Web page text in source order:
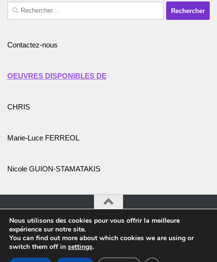
Rechercher :
Contactez-nous
OEUVRES DISPONIBLES DE
CHRIS
Marie-Luce FERREOL
Nicole GUION-STAMATAKIS
Association Promotion de l'Art et des Artistes © 2026. Tous
droits réservés.
Nous utilisons des cookies pour vous offrir la meilleure
expérience sur notre site.
You can find out more about which cookies we are using or
switch them off in settings.